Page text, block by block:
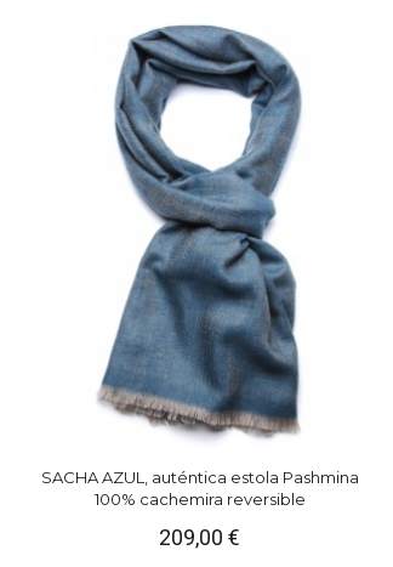
SACHA AZUL, auténtica estola Pashmina
100% cachemira reversible
209,00 €